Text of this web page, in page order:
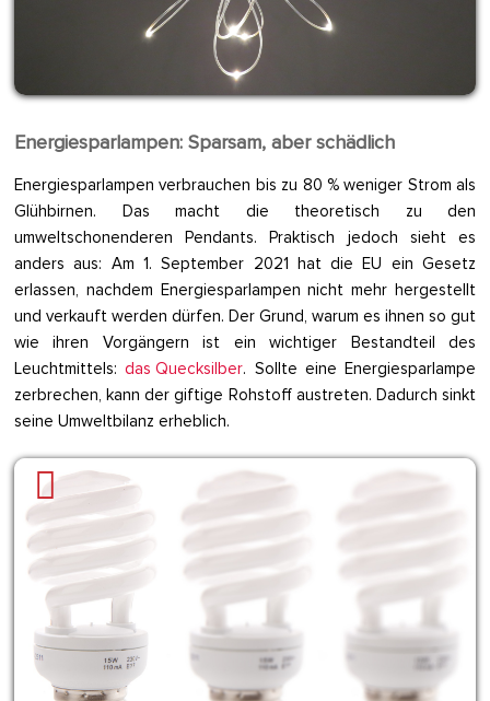
Energiesparlampen: Sparsam, aber schädlich
Energiesparlampen verbrauchen bis zu 80 % weniger Strom als
Glühbirnen. Das macht die theoretisch zu den
umweltschonenderen Pendants. Praktisch jedoch sieht es
anders aus: Am 1. September 2021 hat die EU ein Gesetz
erlassen, nachdem Energiesparlampen nicht mehr hergestellt
und verkauft werden dürfen. Der Grund, warum es ihnen so gut
wie ihren Vorgängern ist ein wichtiger Bestandteil des
Leuchtmittels:das Quecksilber. Sollte eine Energiesparlampe
zerbrechen, kann der giftige Rohstoff austreten. Dadurch sinkt
seine Umweltbilanz erheblich.